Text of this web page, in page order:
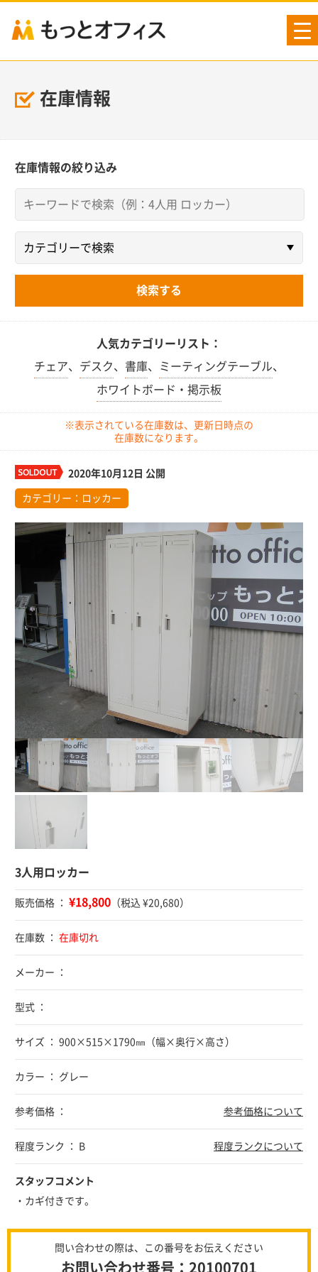
在庫情報
在庫情報の絞り込み
人気カテゴリーリスト：
チェア、 デスク、 書庫、 ミーティングテーブル、
ホワイトボード・掲示板
※表示されている在庫数は、更新日時点の
在庫数になります。
2020年10月12日 公開
カテゴリー： ロッカー
3人用ロッカー
販売価格 ： ¥18,800 （税込 ¥20,680）
在庫数 ： 在庫切れ
メーカー ：
型式 ：
サイズ ： 900×515×1790㎜（幅×奥行×高さ）
カラー ： グレー
参考価格 ： 参考価格について
程度ランク ： B 程度ランクについて
スタッフコメント
・カギ付きです。
問い合わせの際は、この番号をお伝えください
お問い合わせ番号：20100701